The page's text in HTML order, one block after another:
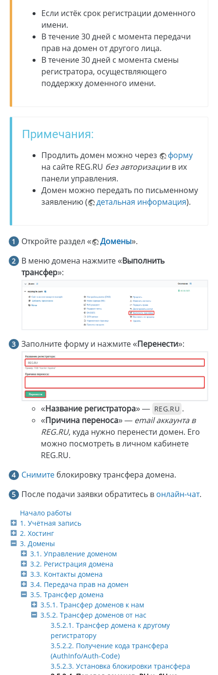
Начало работы
1. Учётная запись
2. Хостинг
3. Домены
3.1. Управление доменом
3.2. Регистрация домена
3.3. Контакты домена
3.4. Передача прав на домен
3.5. Трансфер домена
3.5.1. Трансфер доменов к нам
3.5.2. Трансфер доменов от нас
3.5.2.1. Трансфер домена к другому
регистратору
3.5.2.2. Получение кода трансфера
(AuthInfo/Auth-Code)
3.5.2.3. Установка блокировки трансфера
Если истёк срок регистрации доменного
имени.
В течение 30 дней с момента передачи
прав на домен от другого лица.
В течение 30 дней с момента смены
регистратора, осуществляющего
поддержку доменного имени.
Примечания:
Продлить домен можно через
форму
на сайте REG.RU без авторизациив их
панели управления.
Домен можно передать по письменному
заявлению (
детальная информация).
Откройте раздел « Домены».
В меню домена нажмите «Выполнить
трансфер»:
Заполните форму и нажмите «Перенести»:
«Название регистратора» — REG.RU .
«Причина переноса» — email аккаунта в
REG.RU, куда нужно перенести домен. Его
можно посмотреть в личном кабинете
REG.RU.
Снимите блокировку трансфера домена.
После подачи заявки обратитесь в онлайн-чат.